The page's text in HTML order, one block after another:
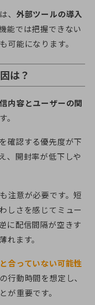
、 外部ツールの導入
能では把握できない
可能になります。
は？
内容とユーザーの関
。
確認する優先度が下
、開封率が低下しや
注意が必要です。短
しさを感じてミュー
に配信間隔が空きす
ます。
合っていない可能性
行動時間を想定し、
が重要です。